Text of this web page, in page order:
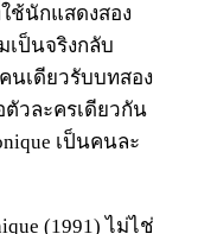
ใช้นักแสดงสอง
เป็นจริงกลับ
นเดียวรับบทสอง
ตัวละครเดียวกัน
เป็นคนละ
(1991) ไม่ไช่